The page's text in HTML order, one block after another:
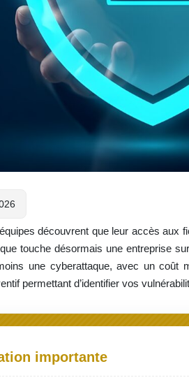
découvrent que leur accès aux
touche désormais une entreprise
une cyberattaque, avec un coût
permettant d’identifier vos
importante